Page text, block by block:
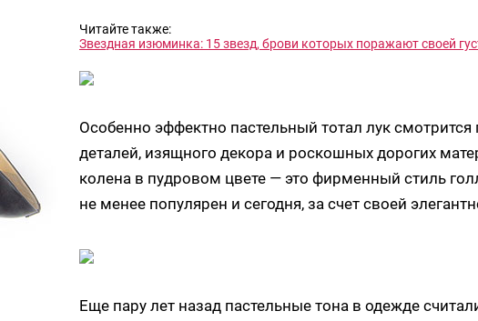
Читайте также:
Звездная изюминка: 15 звезд, брови которых поражают своей
Особенно эффектно пастельный тотал лук
деталей, изящного декора и роскошных дорогих
колена в пудровом цвете — это фирменный стиль
не менее популярен и сегодня, за счет своей
Еще пару лет назад пастельные тона в одежде